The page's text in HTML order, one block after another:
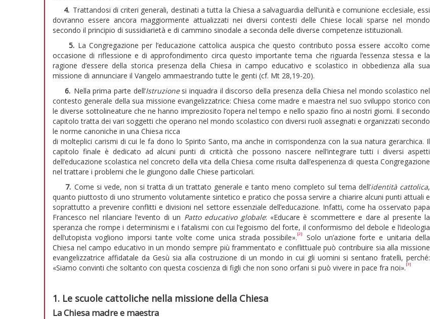
4. Trattandosi di criteri generali, destinati a tutta la Chiesa a salvaguardia dell’unità e comunione ecclesiale, essi
dovranno essere ancora maggiormente attualizzati nei diversi contesti delle Chiese locali sparse nel mondo
secondo il principio di sussidiarietà e di cammino sinodale a seconda delle diverse competenze istituzionali.
5. La Congregazione per l’educazione cattolica auspica che questo contributo possa essere accolto come
occasione di riflessione e di approfondimento circa questo importante tema che riguarda l’essenza stessa e la
ragione d’essere della storica presenza della Chiesa in campo educativo e scolastico in obbedienza alla sua
missione di annunciare il Vangelo ammaestrando tutte le genti (cf. Mt 28,19-20).
6. Nella prima parte dell’Istruzionesi inquadra il discorso della presenza della Chiesa nel mondo scolastico nel
contesto generale della sua missione evangelizzatrice: Chiesa come madre e maestra nel suo sviluppo storico con
le diverse sottolineature che ne hanno impreziosito l’opera nel tempo e nello spazio fino ai nostri giorni. Il secondo
capitolo tratta dei vari soggetti che operano nel mondo scolastico con diversi ruoli assegnati e organizzati secondo
le norme canoniche in una Chiesa ricca
di molteplici carismi di cui le fa dono lo Spirito Santo, ma anche in corrispondenza con la sua natura gerarchica. Il
capitolo finale è dedicato ad alcuni punti di criticità che possono nascere nell’integrare tutti i diversi aspetti
dell’educazione scolastica nel concreto della vita della Chiesa come risulta dall’esperienza di questa Congregazione
nel trattare i problemi che le giungono dalle Chiese particolari.
7. Come si vede, non si tratta di un trattato generale e tanto meno completo sul tema dell’identità cattolica,
quanto piuttosto di uno strumento volutamente sintetico e pratico che possa servire a chiarire alcuni punti attuali e
soprattutto a prevenire conflitti e divisioni nel settore essenziale dell’educazione. Infatti, come ha osservato papa
Francesco nel rilanciare l’evento di un Patto educativo globale: «Educare è scommettere e dare al presente la
speranza che rompe i determinismi e i fatalismi con cui l’egoismo del forte, il conformismo del debole e l’ideologia
dell’utopista vogliono imporsi tante volte come unica strada possibile». [2]
Solo un’azione forte e unitaria della
Chiesa nel campo educativo in un mondo sempre più frammentato e conflittuale può contribuire sia alla missione
evangelizzatrice affidatale da Gesù sia alla costruzione di un mondo in cui gli uomini si sentano fratelli, perché:
«Siamo convinti che soltanto con questa coscienza di figli che non sono orfani si può vivere in pace fra noi». [3]
1. Le scuole cattoliche nella missione della Chiesa
La Chiesa madre e maestra